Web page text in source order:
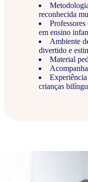
reconhecida
Professores
em ensino
Ambiente
divertido e
Material
crianças